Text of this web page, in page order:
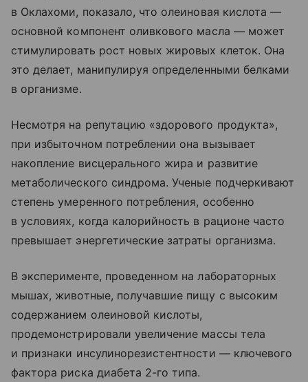
в Оклахоми, показало, что олеиновая кислота —
основной компонент оливкового масла — может
стимулировать рост новых жировых клеток. Она
это делает, манипулируя определенными белками
в организме.
Несмотря на репутацию «здорового продукта»,
при избыточном потреблении она вызывает
накопление висцерального жира и развитие
метаболического синдрома. Ученые подчеркивают
степень умеренного потребления, особенно
в условиях, когда калорийность в рационе часто
превышает энергетические затраты организма.
В эксперименте, проведенном на лабораторных
мышах, животные, получавшие пищу с высоким
содержанием олеиновой кислоты,
продемонстрировали увеличение массы тела
и признаки инсулинорезистентности — ключевого
фактора риска диабета 2-го типа.